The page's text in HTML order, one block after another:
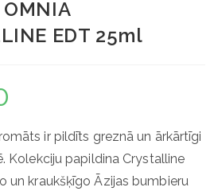
OMNIA
EDT 25ml
ir pildīts greznā un ārkārtīgi
Kolekciju papildina Crystalline
un kraukšķīgo Āzijas bumbieru